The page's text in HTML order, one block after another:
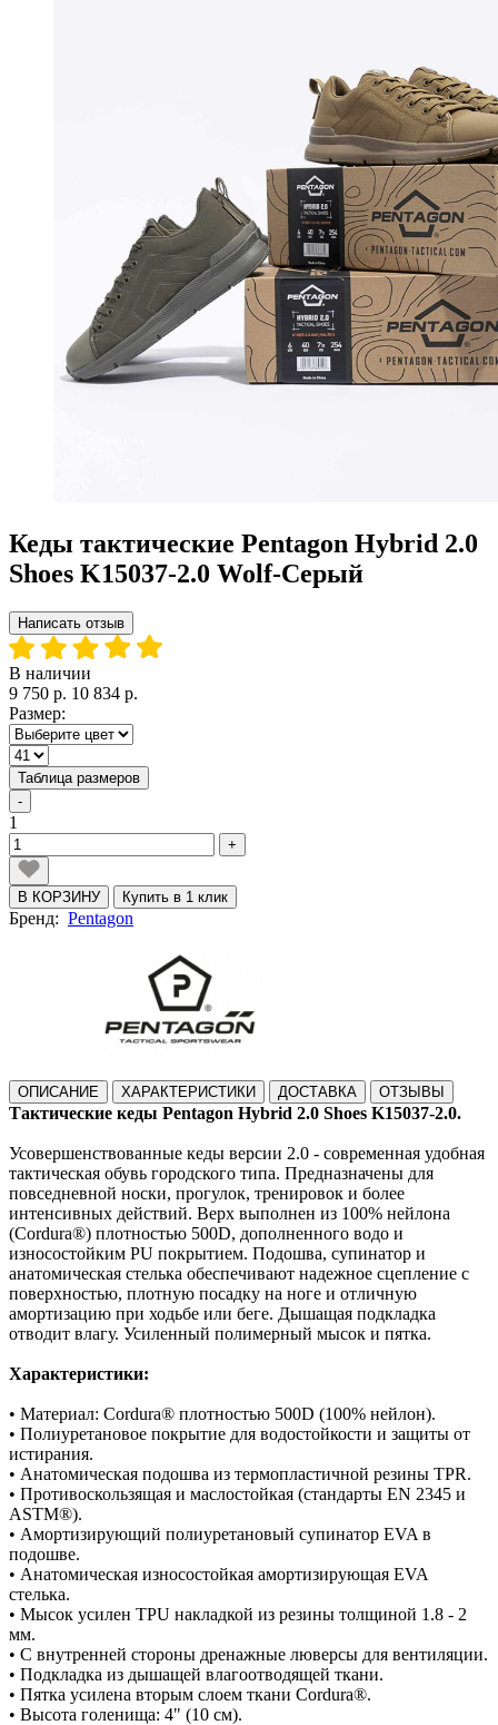
Кеды тактические Pentagon Hybrid 2.0
Shoes K15037-2.0 Wolf-Серый
Написать отзыв
В наличии
9 750 р. 10 834 р.
Размер:
Таблица размеров
-
1
+
В КОРЗИНУ Купить в 1 клик
Бренд: Pentagon
ОПИСАНИЕ ХАРАКТЕРИСТИКИ ДОСТАВКА ОТЗЫВЫ
Тактические кеды Pentagon Hybrid 2.0 Shoes K15037-2.0.
Усовершенствованные кеды версии 2.0 - современная удобная
тактическая обувь городского типа. Предназначены для
повседневной носки, прогулок, тренировок и более
интенсивных действий. Верх выполнен из 100% нейлона
(Cordura®) плотностью 500D, дополненного водо и
износостойким PU покрытием. Подошва, супинатор и
анатомическая стелька обеспечивают надежное сцепление с
поверхностью, плотную посадку на ноге и отличную
амортизацию при ходьбе или беге. Дышащая подкладка
отводит влагу. Усиленный полимерный мысок и пятка.
Характеристики:
• Материал: Cordura® плотностью 500D (100% нейлон).
• Полиуретановое покрытие для водостойкости и защиты от
истирания.
• Анатомическая подошва из термопластичной резины TPR.
• Противоскользящая и маслостойкая (стандарты EN 2345 и
ASTM®).
• Амортизирующий полиуретановый супинатор EVA в
подошве.
• Анатомическая износостойкая амортизирующая EVA
стелька.
• Мысок усилен TPU накладкой из резины толщиной 1.8 - 2
мм.
• С внутренней стороны дренажные люверсы для вентиляции.
• Подкладка из дышащей влагоотводящей ткани.
• Пятка усилена вторым слоем ткани Cordura®.
• Высота голенища: 4" (10 см).